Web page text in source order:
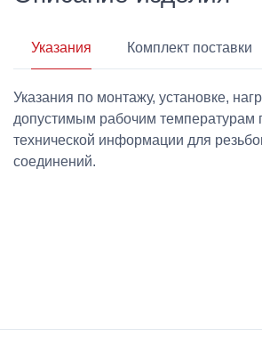
Указания Комплект поставки
Указания по монтажу, установке,
допустимым рабочим температурам
технической информации для
соединений.